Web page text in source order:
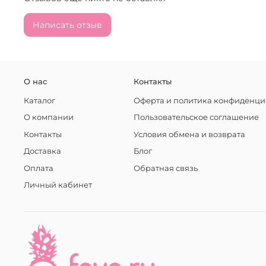
Написать отзыв
О нас
Каталог
О компании
Контакты
Доставка
Оплата
Личный кабинет
Контакты
Оферта и политика
Пользовательское соглашение
Условия обмена и возврата
Блог
Обратная связь